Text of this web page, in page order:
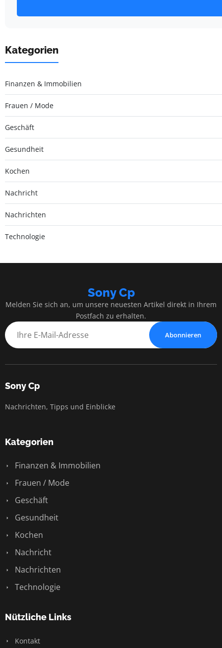
Kategorien
Finanzen & Immobilien
Frauen / Mode
Geschäft
Gesundheit
Kochen
Nachricht
Nachrichten
Technologie
Sony Cp
Melden Sie sich an, um unsere neuesten Artikel direkt in Ihrem
Postfach zu erhalten.
Abonnieren
Sony Cp
Nachrichten, Tipps und Einblicke
Kategorien
Finanzen & Immobilien
Frauen / Mode
Geschäft
Gesundheit
Kochen
Nachricht
Nachrichten
Technologie
Nützliche Links
Kontakt